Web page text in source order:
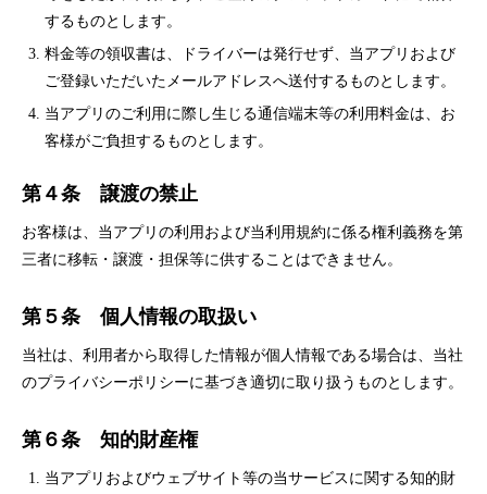
するものとします。
料金等の領収書は、ドライバーは発行せず、当アプリおよび
ご登録いただいたメールアドレスへ送付するものとします。
当アプリのご利用に際し生じる通信端末等の利用料金は、お
客様がご負担するものとします。
第４条 譲渡の禁止
お客様は、当アプリの利用および当利用規約に係る権利義務を第
三者に移転・譲渡・担保等に供することはできません。
第５条 個人情報の取扱い
当社は、利用者から取得した情報が個人情報である場合は、当社
のプライバシーポリシーに基づき適切に取り扱うものとします。
第６条 知的財産権
当アプリおよびウェブサイト等の当サービスに関する知的財